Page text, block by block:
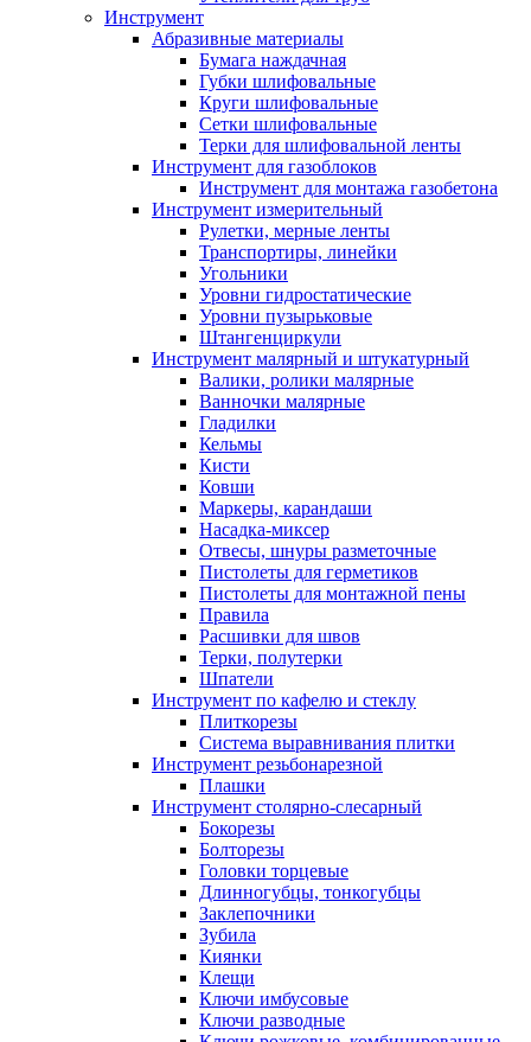
Инструмент
Абразивные материалы
Бумага наждачная
Губки шлифовальные
Круги шлифовальные
Сетки шлифовальные
Терки для шлифовальной ленты
Инструмент для газоблоков
Инструмент для монтажа газобетона
Инструмент измерительный
Рулетки, мерные ленты
Транспортиры, линейки
Угольники
Уровни гидростатические
Уровни пузырьковые
Штангенциркули
Инструмент малярный и штукатурный
Валики, ролики малярные
Ванночки малярные
Гладилки
Кельмы
Кисти
Ковши
Маркеры, карандаши
Насадка-миксер
Отвесы, шнуры разметочные
Пистолеты для герметиков
Пистолеты для монтажной пены
Правила
Расшивки для швов
Терки, полутерки
Шпатели
Инструмент по кафелю и стеклу
Плиткорезы
Система выравнивания плитки
Инструмент резьбонарезной
Плашки
Инструмент столярно-слесарный
Бокорезы
Болторезы
Головки торцевые
Длинногубцы, тонкогубцы
Заклепочники
Зубила
Киянки
Клещи
Ключи имбусовые
Ключи разводные